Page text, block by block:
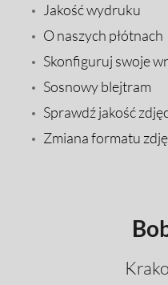
Jakość wydruku
O naszych płótnach
Skonfiguruj swoje
Sosnowy blejtram
Sprawdź jakość
Zmiana formatu